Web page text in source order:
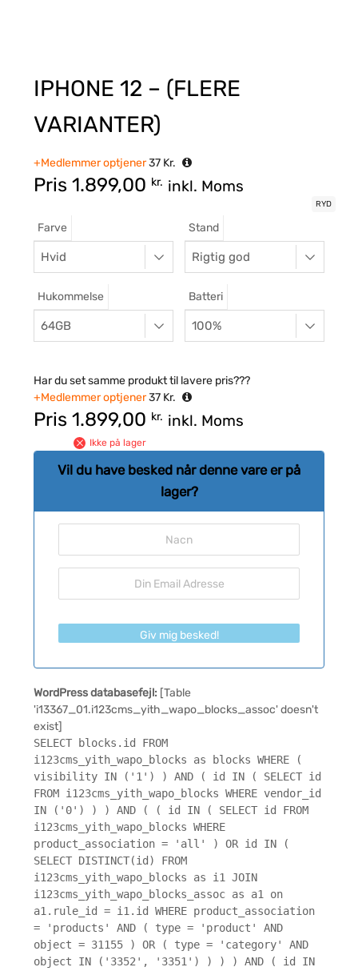
IPHONE 12 – (FLERE
VARIANTER)
+Medlemmer optjener37 Kr.
Pris 1.899,00 kr. inkl. Moms
Farve Stand
Hukommelse Batteri
RYD
Har du set samme produkt til lavere pris???
+Medlemmer optjener37 Kr.
Pris 1.899,00 kr. inkl. Moms
Ikke på lager
Vil du have besked når denne vare er på
lager?
Giv mig besked!
WordPress databasefejl: [Table
'i13367_01.i123cms_yith_wapo_blocks_assoc' doesn't
exist]
SELECT blocks.id FROM
i123cms_yith_wapo_blocks as blocks WHERE (
visibility IN ('1') ) AND ( id IN ( SELECT id
FROM i123cms_yith_wapo_blocks WHERE vendor_id
IN ('0') ) ) AND ( ( id IN ( SELECT id FROM
i123cms_yith_wapo_blocks WHERE
product_association = 'all' ) OR id IN (
SELECT DISTINCT(id) FROM
i123cms_yith_wapo_blocks as i1 JOIN
i123cms_yith_wapo_blocks_assoc as a1 on
a1.rule_id = i1.id WHERE product_association
= 'products' AND ( type = 'product' AND
object = 31155 ) OR ( type = 'category' AND
object IN ('3352', '3351') ) ) ) AND ( id IN